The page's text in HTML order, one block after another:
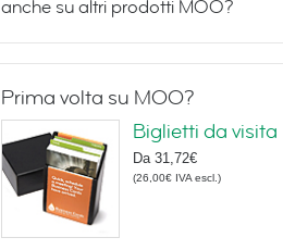
anche su altri prodotti MOO?
Prima volta su MOO?
Biglietti da visita
Da 31,72€
(26,00€ IVA escl. )